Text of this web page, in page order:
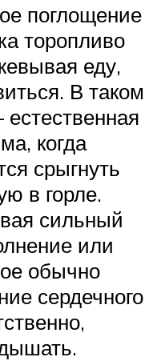
поглощение
торопливо
еду,
В таком
когда
срыгнуть
в горле.
сильный
или
обычно
сердечного